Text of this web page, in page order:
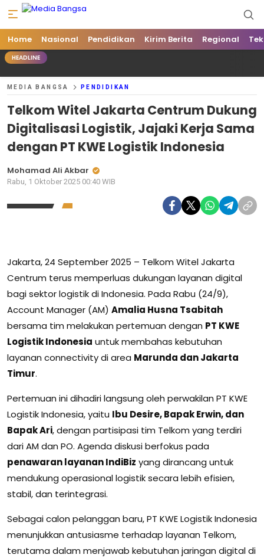
Media Bangsa
Portal Berita Nasional Terpercaya
Home Nasional Pendidikan Kirim Berita Regional
HEADLINE
MEDIA BANGSA PENDIDIKAN
Telkom Witel Jakarta Centrum Dukung
Digitalisasi Logistik, Jajaki Kerja Sama
dengan PT KWE Logistik Indonesia
Mohamad Ali Akbar
Rabu, 1 Oktober 2025 00:40 WIB
Jakarta, 24 September 2025 – Telkom Witel Jakarta
Centrum terus memperluas dukungan layanan digital
bagi sektor logistik di Indonesia. Pada Rabu (24/9),
Account Manager (AM) Amalia Husna Tsabitah
bersama tim melakukan pertemuan dengan PT KWE
Logistik Indonesia untuk membahas kebutuhan
layanan connectivity di area Marunda dan Jakarta
Timur.
Pertemuan ini dihadiri langsung oleh perwakilan PT KWE
Logistik Indonesia, yaitu Ibu Desire, Bapak Erwin, dan
Bapak Ari, dengan partisipasi tim Telkom yang terdiri
dari AM dan PO. Agenda diskusi berfokus pada
penawaran layanan IndiBiz yang dirancang untuk
mendukung operasional logistik secara lebih efisien,
stabil, dan terintegrasi.
Sebagai calon pelanggan baru, PT KWE Logistik Indonesia
menunjukkan antusiasme terhadap layanan Telkom,
terutama dalam menjawab kebutuhan jaringan digital di